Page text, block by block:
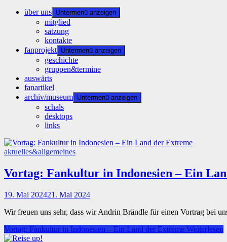
über uns Untermenü anzeigen
mitglied
satzung
kontakte
fanprojekt Untermenü anzeigen
geschichte
gruppen&termine
auswärts
fanartikel
archiv/museum Untermenü anzeigen
schals
desktops
links
aktuelles&allgemeines
Vortag: Fankultur in Indonesien – Ein
19. Mai 202421. Mai 2024
Wir freuen uns sehr, dass wir Andrin Brändle für einen Vortrag bei
Vortag: Fankultur in Indonesien – Ein Land der Extreme Weiterlesen